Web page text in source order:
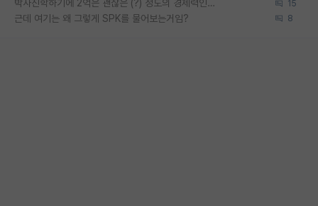
박사진학하기에 2억은 괜찮은 (?) 정도의 경제력인가요 15
근데 여기는 왜 그렇게 SPK를 물어보는거임? 8